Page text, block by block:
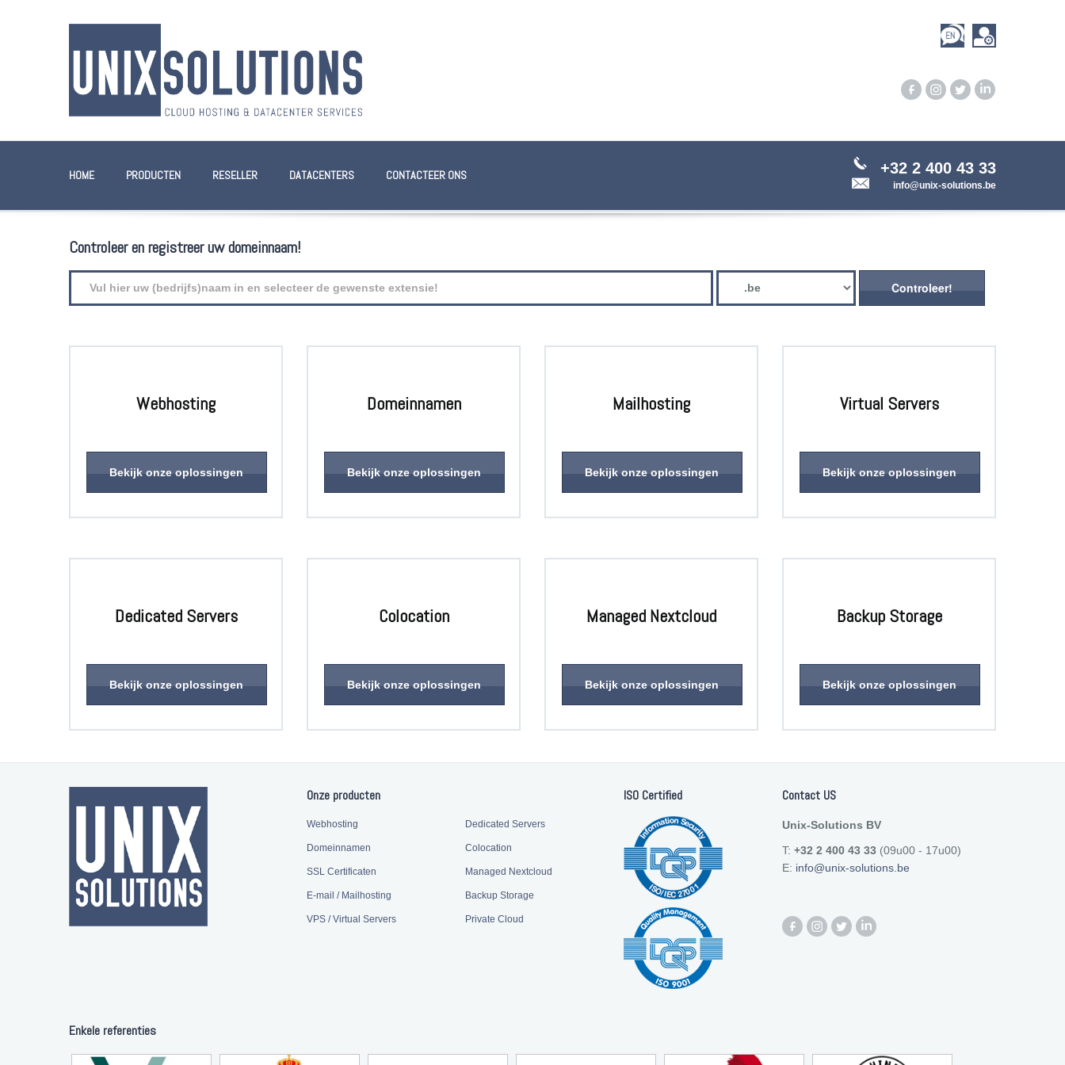
HOME PRODUCTEN RESELLER DATACENTERS CONTACTEER ONS +32 2 400 43 33
info@unix-solutions.be
Controleer en registreer uw domeinnaam!
Webhosting
Bekijk onze oplossingen
Domeinnamen
Bekijk onze oplossingen
Mailhosting
Bekijk onze oplossingen
Virtual Servers
Bekijk onze oplossingen
Dedicated Servers
Bekijk onze oplossingen
Colocation
Bekijk onze oplossingen
Managed Nextcloud
Bekijk onze oplossingen
Backup Storage
Bekijk onze oplossingen
Onze producten
Webhosting
Domeinnamen
SSL Certificaten
E-mail / Mailhosting
VPS / Virtual Servers
Dedicated Servers
Colocation
Managed Nextcloud
Backup Storage
Private Cloud
ISO Certified Contact US
Unix-Solutions BV
T: +32 2 400 43 33 (09u00 - 17u00)
E: info@unix-solutions.be
Enkele referenties